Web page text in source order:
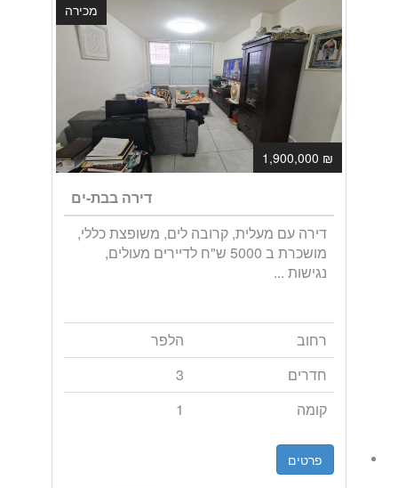
₪ 1,900,000
מכירה
דירה בבת-ים
דירה עם מעלית, קרובה לים, משופצת כללי,
מושכרת ב 5000 ש"ח לדיירים מעולים,
נגישות ...
רחוב
הלפר
חדרים
3
קומה
1
פרטים